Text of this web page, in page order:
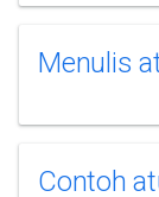
Menulis
Contoh